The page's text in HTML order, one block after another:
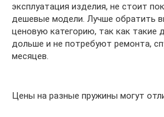
эксплуатация изделия, не стоит
дешевые модели. Лучше обратить
ценовую категорию, так как такие
дольше и не потребуют ремонта,
месяцев.
Цены на разные пружины могут